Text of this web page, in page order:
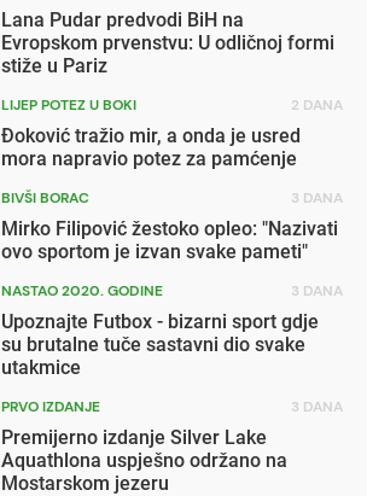
Lana Pudar predvodi BiH na
Evropskom prvenstvu: U odličnoj formi
stiže u Pariz
LIJEP POTEZ U BOKI 2 DANA
Đoković tražio mir, a onda je usred
mora napravio potez za pamćenje
BIVŠI BORAC 3 DANA
Mirko Filipović žestoko opleo: "Nazivati
ovo sportom je izvan svake pameti"
NASTAO 2020. GODINE 3 DANA
Upoznajte Futbox - bizarni sport gdje
su brutalne tuče sastavni dio svake
utakmice
PRVO IZDANJE 3 DANA
Premijerno izdanje Silver Lake
Aquathlona uspješno održano na
Mostarskom jezeru